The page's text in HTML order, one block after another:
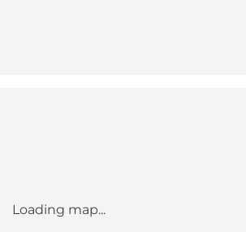
Loading map...